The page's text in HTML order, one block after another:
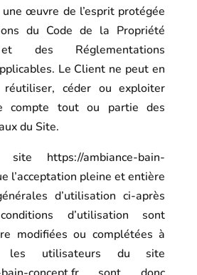
œuvre de l’esprit protégée
du Code de la Propriété
des Réglementations
Le Client ne peut en
réutiliser, céder ou exploiter
compte tout ou partie des
du Site.
site https://ambiance-bain-
l’acceptation pleine et entière
d’utilisation ci-après
d’utilisation sont
modifiées ou complétées à
les utilisateurs du site